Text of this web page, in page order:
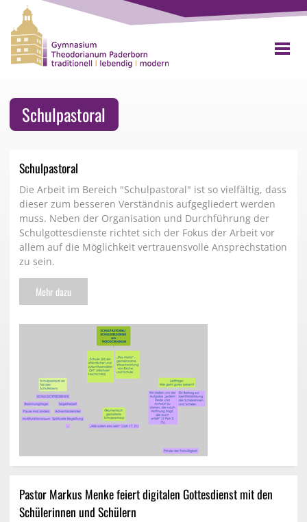
Schulpastoral
Schulpastoral
Die Arbeit im Bereich "Schulpastoral" ist so vielfältig, dass
dieser zum besseren Verständnis aufgegliedert werden
muss. Neben der Organisation und Durchführung der
Schulgottesdienste richtet sich der Fokus der Arbeit vor
allem auf die Möglichkeit vertrauensvolle Ansprechstation
zu sein.
Mehr dazu
Pastor Markus Menke feiert digitalen Gottesdienst mit den
Schülerinnen und Schülern